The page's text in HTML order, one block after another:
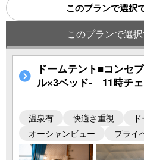
このプランで選択
このプランで選
ドームテント■コンセ
ル×3ベッド- 11時チェ
温泉有 快適さ重視
オーシャンビュー
プライ